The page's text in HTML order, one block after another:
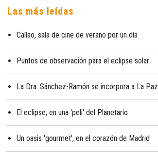
Las más leídas
Callao, sala de cine de verano por un día
Puntos de observación para el eclipse solar
La Dra. Sánchez-Ramón se incorpora a La Paz
El eclipse, en una 'peli' del Planetario
Un oasis 'gourmet', en el corazón de Madrid